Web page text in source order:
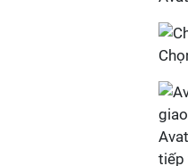
tiếp